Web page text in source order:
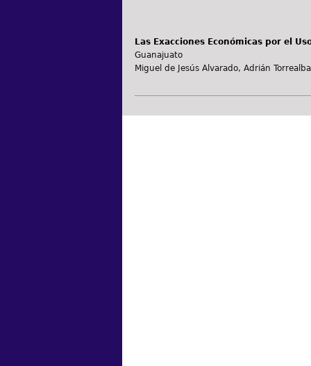
Las Exacciones Económicas por el
Guanajuato
Miguel de Jesús Alvarado, Adrián